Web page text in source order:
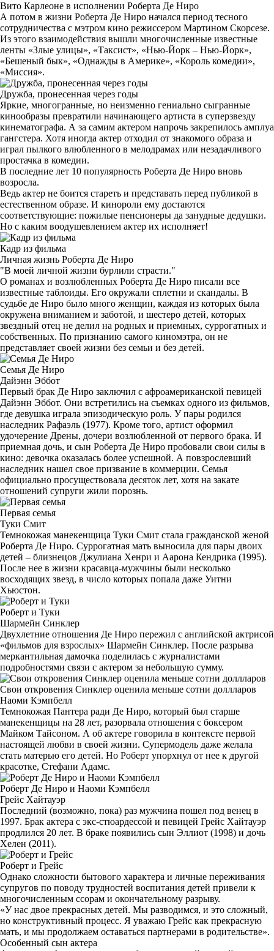
Вито Карлеоне в исполнении Роберта Де Ниро
А потом в жизни Роберта Де Ниро начался период тесного
сотрудничества с мэтром кино режиссером Мартином Скорсезе.
Из этого взаимодействия вышли многочисленные известные
ленты «Злые улицы», «Таксист», «Нью-Йорк – Нью-Йорк»,
«Бешеный бык», «Однажды в Америке», «Король комедии»,
«Миссия».
Дружба, пронесенная через годы
Яркие, многогранные, но неизменно гениально сыгранные
кинообразы превратили начинающего артиста в суперзвезду
кинематографа. А за самим актером напрочь закрепилось амплуа
гангстера. Хотя иногда актер отходил от знакомого образа и
играл пылкого влюбленного в мелодрамах или незадачливого
простачка в комедии.
В последние лет 10 популярность Роберта Де Ниро вновь
возросла.
Ведь актер не боится стареть и представать перед публикой в
естественном образе. И кинороли ему достаются
соответствующие: пожилые пенсионеры да занудные дедушки.
Но с каким воодушевлением актер их исполняет!
Кадр из фильма
Личная жизнь Роберта Де Ниро
"В моей личной жизни бурлили страсти."
О романах и возлюбленных Роберта Де Ниро писали все
известные таблоиды. Его окружали сплетни и скандалы. В
судьбе де Ниро было много женщин, каждая из которых была
окружена вниманием и заботой, и шестеро детей, которых
звездный отец не делил на родных и приемных, суррогатных и
собственных. По признанию самого киномэтра, он не
представляет своей жизни без семьи и без детей.
Семья Де Ниро
Дайэнн Эббот
Первый брак Де Ниро заключил с афроамериканской певицей
Дайэнн Эббот. Они встретились на съемках одного из фильмов,
где девушка играла эпизодическую роль. У пары родился
наследник Рафаэль (1977). Кроме того, артист оформил
удочерение Дрены, дочери возлюбленной от первого брака. И
приемная дочь, и сын Роберта Де Ниро пробовали свои силы в
кино: девочка оказалась более успешной. А повзрослевший
наследник нашел свое призвание в коммерции. Семья
официально просуществовала десяток лет, хотя на закате
отношений супруги жили порознь.
Первая семья
Туки Смит
Темнокожая манекенщица Туки Смит стала гражданской женой
Роберта Де Ниро. Суррогатная мать выносила для пары двоих
детей – близнецов Джулиана Хенри и Аарона Кендрика (1995).
После нее в жизни красавца-мужчины были несколько
восходящих звезд, в число которых попала даже Уитни
Хьюстон.
Роберт и Туки
Шармейн Синклер
Двухлетние отношения Де Ниро пережил с английской актрисой
«фильмов для взрослых» Шармейн Синклер. После разрыва
меркантильная дамочка поделилась с журналистами
подробностями связи с актером за небольшую сумму.
Свои откровения Синклер оценила меньше сотни доллларов
Наоми Кэмпбелл
Темнокожая Пантера ради Де Ниро, который был старше
манекенщицы на 28 лет, разорвала отношения с боксером
Майком Тайсоном. А об актере говорила в контексте первой
настоящей любви в своей жизни. Супермодель даже желала
стать матерью его детей. Но Роберт упорхнул от нее к другой
красотке, Стефани Адамс.
Роберт Де Ниро и Наоми Кэмпбелл
Грейс Хайтауэр
Последний (возможно, пока) раз мужчина пошел под венец в
1997. Брак актера с экс-стюардессой и певицей Грейс Хайтауэр
продлился 20 лет. В браке появились сын Эллиот (1998) и дочь
Хелен (2011).
Роберт и Грейс
Однако сложности бытового характера и личные переживания
супругов по поводу трудностей воспитания детей привели к
многочисленным ссорам и окончательному разрыву.
«У нас двое прекрасных детей. Мы разводимся, и это сложный,
но конструктивный процесс. Я уважаю Грейс как прекрасную
мать, и мы продолжаем оставаться партнерами в родительстве».
Особенный сын актера